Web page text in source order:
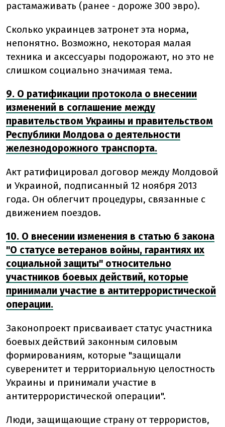
растамаживать (ранее - дороже 300 эвро).
Сколько украинцев затронет эта норма,
непонятно. Возможно, некоторая малая
техника и аксессуары подорожают, но это не
слишком социально значимая тема.
9. О ратификации протокола о внесении
изменений в соглашение между
правительством Украины и правительством
Республики Молдова о деятельности
железнодорожного транспорта.
Акт ратифицировал договор между Молдовой
и Украиной, подписанный 12 ноября 2013
года. Он облегчит процедуры, связанные с
движением поездов.
10. О внесении изменения в статью 6 закона
"О статусе ветеранов войны, гарантиях их
социальной защиты" относительно
участников боевых действий, которые
принимали участие в антитеррористической
операции.
Законопроект присваивает статус участника
боевых действий законным силовым
формированиям, которые "защищали
суверенитет и территориальную целостность
Украины и принимали участие в
антитеррористической операции".
Люди, защищающие страну от террористов,